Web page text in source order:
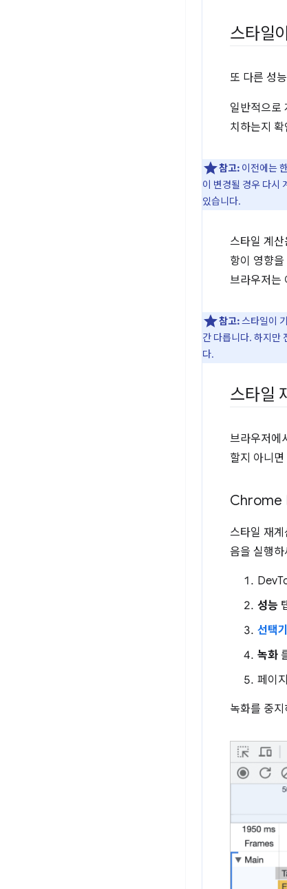
스타일
또 다른 성
일반적으로
치하는지
참고: 이전에는
이 변경될 경우 다시
있습니다.
스타일 계
항이 영향
브라우저는
참고:스타일이
간 다릅니다. 하지만
다.
스타일
브라우저에
할지 아니
Chrome
스타일 재
음을 실행하
성능
선택
녹화
페이
녹화를 중